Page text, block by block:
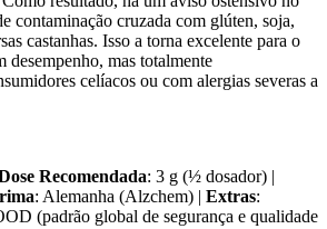
contaminação cruzada com glúten, soja,
castanhas. Isso a torna excelente para o
desempenho, mas totalmente
celíacos ou com alergias severas a
Recomendada: 3 g (½ dosador) |
: Alemanha (Alzchem) | Extras:
(padrão global de segurança e qualidade